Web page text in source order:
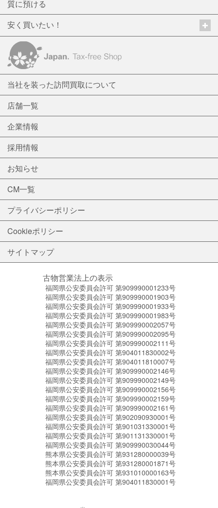
質に預ける
安く買いたい！
当社を装った訪問買取について
店舗一覧
企業情報
採用情報
お知らせ
CM一覧
プライバシーポリシー
Cookieポリシー
サイトマップ
古物営業法上の表示
福岡県公安委員会許可 第909990001233号
福岡県公安委員会許可 第909990001903号
福岡県公安委員会許可 第909990001933号
福岡県公安委員会許可 第909990001983号
福岡県公安委員会許可 第909990002057号
福岡県公安委員会許可 第909990002095号
福岡県公安委員会許可 第909990002111号
福岡県公安委員会許可 第904011830002号
福岡県公安委員会許可 第904011810007号
福岡県公安委員会許可 第909990002146号
福岡県公安委員会許可 第909990002149号
福岡県公安委員会許可 第909990002156号
福岡県公安委員会許可 第909990002159号
福岡県公安委員会許可 第909990002161号
福岡県公安委員会許可 第902090930001号
福岡県公安委員会許可 第901031330001号
福岡県公安委員会許可 第901131330001号
福岡県公安委員会許可 第909990030044号
熊本県公安委員会許可 第931280000039号
熊本県公安委員会許可 第931280001871号
熊本県公安委員会許可 第931010000163号
福岡県公安委員会許可 第904011830001号